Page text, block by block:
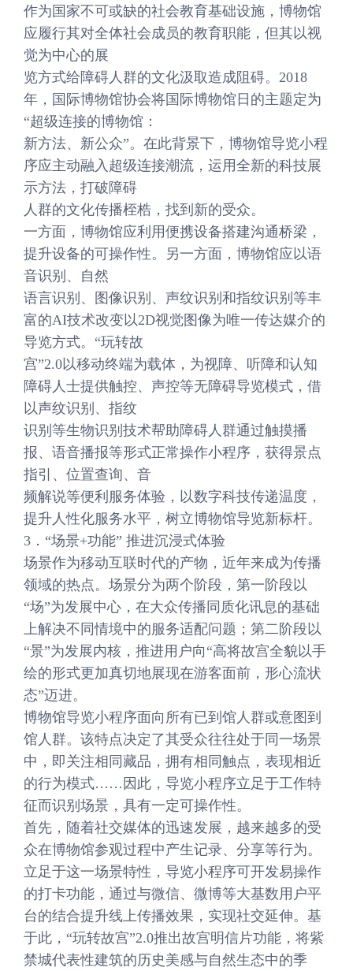
作为国家不可或缺的社会教育基础设施，博物馆
应履行其对全体社会成员的教育职能，但其以视
觉为中心的展
览方式给障碍人群的文化汲取造成阻碍。2018
年，国际博物馆协会将国际博物馆日的主题定为
“超级连接的博物馆：
新方法、新公众”。在此背景下，博物馆导览小程
序应主动融入超级连接潮流，运用全新的科技展
示方法，打破障碍
人群的文化传播桎梏，找到新的受众。
一方面，博物馆应利用便携设备搭建沟通桥梁，
提升设备的可操作性。另一方面，博物馆应以语
音识别、自然
语言识别、图像识别、声纹识别和指纹识别等丰
富的AI技术改变以2D视觉图像为唯一传达媒介的
导览方式。“玩转故
宫”2.0以移动终端为载体，为视障、听障和认知
障碍人士提供触控、声控等无障碍导览模式，借
以声纹识别、指纹
识别等生物识别技术帮助障碍人群通过触摸播
报、语音播报等形式正常操作小程序，获得景点
指引、位置查询、音
频解说等便利服务体验，以数字科技传递温度，
提升人性化服务水平，树立博物馆导览新标杆。
3．“场景+功能” 推进沉浸式体验
场景作为移动互联时代的产物，近年来成为传播
领域的热点。场景分为两个阶段，第一阶段以
“场”为发展中心，在大众传播同质化讯息的基础
上解决不同情境中的服务适配问题；第二阶段以
“景”为发展内核，推进用户向“高将故宫全貌以手
绘的形式更加真切地展现在游客面前，形心流状
态”迈进。
博物馆导览小程序面向所有已到馆人群或意图到
馆人群。该特点决定了其受众往往处于同一场景
中，即关注相同藏品，拥有相同触点，表现相近
的行为模式……因此，导览小程序立足于工作特
征而识别场景，具有一定可操作性。
首先，随着社交媒体的迅速发展，越来越多的受
众在博物馆参观过程中产生记录、分享等行为。
立足于这一场景特性，导览小程序可开发易操作
的打卡功能，通过与微信、微博等大基数用户平
台的结合提升线上传播效果，实现社交延伸。基
于此，“玩转故宫”2.0推出故宫明信片功能，将紫
禁城代表性建筑的历史美感与自然生态中的季